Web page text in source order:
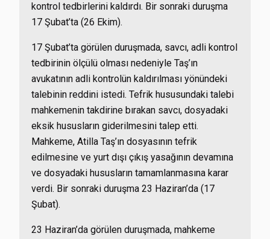
kontrol tedbirlerini kaldırdı. Bir sonraki duruşma
17 Şubat’ta (26 Ekim).
17 Şubat’ta görülen duruşmada, savcı, adli kontrol
tedbirinin ölçülü olması nedeniyle Taş’ın
avukatının adli kontrolün kaldırılması yönündeki
talebinin reddini istedi. Tefrik hususundaki talebi
mahkemenin takdirine bırakan savcı, dosyadaki
eksik hususların giderilmesini talep etti.
Mahkeme, Atilla Taş’ın dosyasının tefrik
edilmesine ve yurt dışı çıkış yasağının devamına
ve dosyadaki hususların tamamlanmasına karar
verdi. Bir sonraki duruşma 23 Haziran’da (17
Şubat).
23 Haziran’da görülen duruşmada, mahkeme